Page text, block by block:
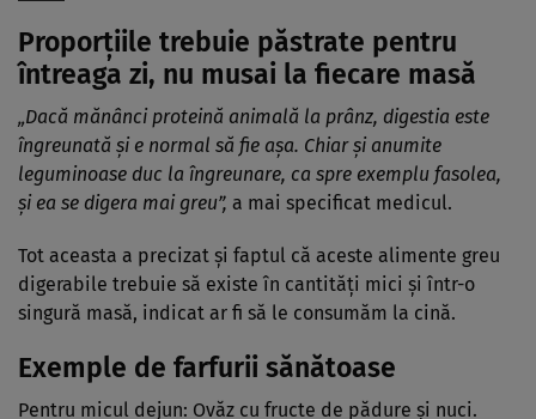
Proporțiile trebuie păstrate pentru
întreaga zi, nu musai la fiecare masă
„Dacă mănânci proteină animală la prânz, digestia este
îngreunată și e normal să fie așa. Chiar și anumite
leguminoase duc la îngreunare, ca spre exemplu fasolea,
și ea se digera mai greu”, a mai specificat medicul.
Tot aceasta a precizat și faptul că aceste alimente greu
digerabile trebuie să existe în cantități mici și într-o
singură masă, indicat ar fi să le consumăm la cină.
Exemple de farfurii sănătoase
Pentru micul dejun: Ovăz cu fructe de pădure și nuci.